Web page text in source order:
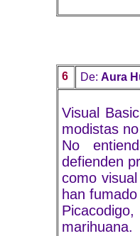
6 De: Aura
Visual
modistas
No
defienden
como
han
marihuana.